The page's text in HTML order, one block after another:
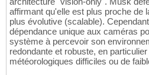
affirmant qu'elle est plus proche de
plus évolutive (scalable).
dépendance unique aux caméras
système à percevoir son
redondante et robuste, en
météorologiques difficiles ou de